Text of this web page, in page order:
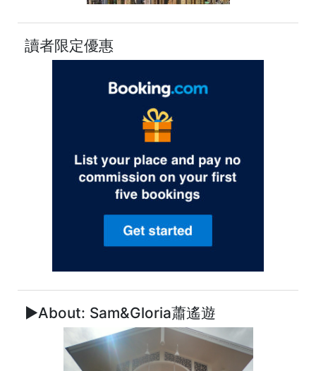
讀者限定優惠
►About: Sam&Gloria蕭遙遊